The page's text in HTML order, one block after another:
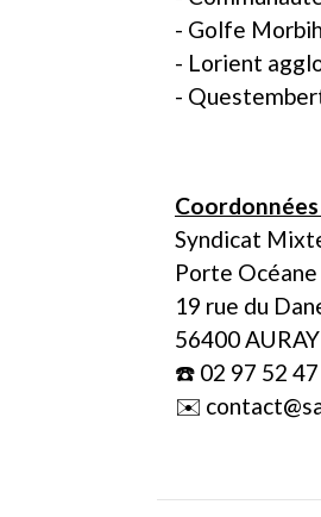
- Golfe
- Lorient
-
Syndicat
Porte Océane
19 rue du
56400 AURAY
☎️ 02 97 52
✉️